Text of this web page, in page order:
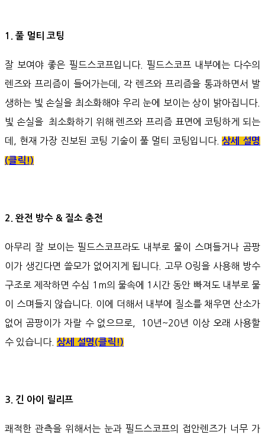
1. 풀 멀티 코팅
잘 보여야 좋은 필드스코프입니다. 필드스코프 내부에는 다수의
렌즈와 프리즘이 들어가는데, 각 렌즈와 프리즘을 통과하면서 발
생하는 빛 손실을 최소화해야 우리 눈에 보이는 상이 밝아집니다.
빛 손실을 최소화하기 위해 렌즈와 프리즘 표면에 코팅하게 되는
데, 현재 가장 진보된 코팅 기술이 풀 멀티 코팅입니다. 상세 설명
(클릭!)
2. 완전 방수 & 질소 충전
아무리 잘 보이는 필드스코프라도 내부로 물이 스며들거나 곰팡
이가 생긴다면 쓸모가 없어지게 됩니다. 고무 O링을 사용해 방수
구조로 제작하면 수심 1m의 물속에 1시간 동안 빠져도 내부로 물
이 스며들지 않습니다. 이에 더해서 내부에 질소를 채우면 산소가
없어 곰팡이가 자랄 수 없으므로, 10년~20년 이상 오래 사용할
수 있습니다. 상세 설명(클릭!)
3. 긴 아이 릴리프
쾌적한 관측을 위해서는 눈과 필드스코프의 접안렌즈가 너무 가